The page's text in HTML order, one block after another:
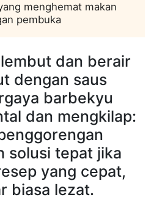
menghemat makan
pembuka
dan berair
dengan saus
barbekyu
dan mengkilap:
solusi tepat jika
yang cepat,
biasa lezat.